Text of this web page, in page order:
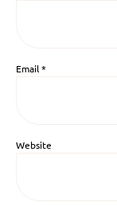
Email*
Website